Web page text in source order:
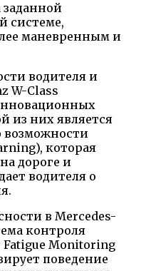
системе,
маневренным и
водителя и
W-Class
из них является
возможности
которая
дороге и
водителя о
в Mercedes-
контроля
Fatigue Monitoring
поведение